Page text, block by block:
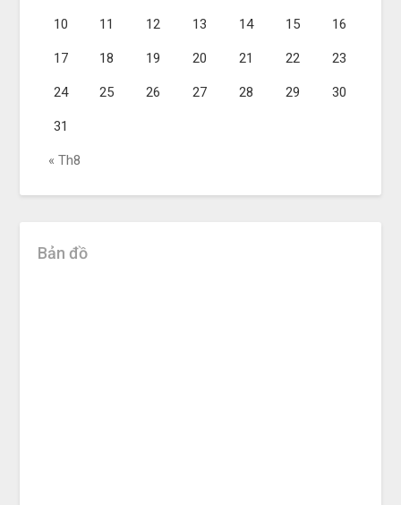
« Th8
10 11 12 13 14 15 16
17 18 19 20 21 22 23
24 25 26 27 28 29 30
31
Bản đồ